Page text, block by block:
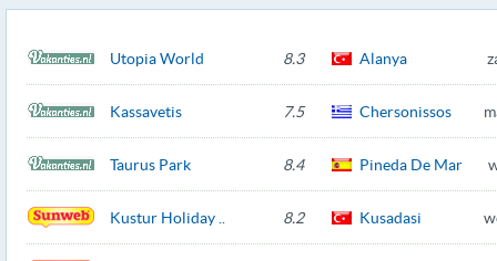
Utopia World 8.3 Alanya
Kassavetis 7.5 Chersonissos
Taurus Park 8.4 Pineda De Mar
Kustur Holiday .. 8.2 Kusadasi